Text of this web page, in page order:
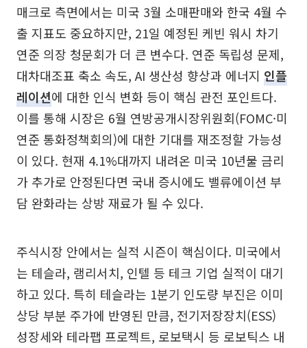
매크로 측면에서는 미국 3월 소매판매와 한국 4월 수
출 지표도 중요하지만, 21일 예정된 케빈 워시 차기
연준 의장 청문회가 더 큰 변수다. 연준 독립성 문제,
대차대조표 축소 속도, AI 생산성 향상과 에너지 인플
레이션에 대한 인식 변화 등이 핵심 관전 포인트다.
이를 통해 시장은 6월 연방공개시장위원회(FOMC·미
연준 통화정책회의)에 대한 기대를 재조정할 가능성
이 있다. 현재 4.1%대까지 내려온 미국 10년물 금리
가 추가로 안정된다면 국내 증시에도 밸류에이션 부
담 완화라는 상방 재료가 될 수 있다.
주식시장 안에서는 실적 시즌이 핵심이다. 미국에서
는 테슬라, 램리서치, 인텔 등 테크 기업 실적이 대기
하고 있다. 특히 테슬라는 1분기 인도량 부진은 이미
상당 부분 주가에 반영된 만큼, 전기저장장치(ESS)
성장세와 테라팹 프로젝트, 로보택시 등 로보틱스 내